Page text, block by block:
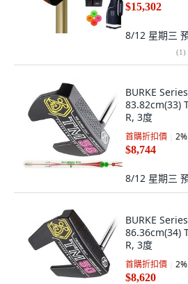
$15,302
8/12 星期三
(1)
BURKE
83.82cm(33)
R, 3度
首購折扣價 2%
$8,744
8/12 星期三
BURKE
86.36cm(34)
R, 3度
首購折扣價 2%
$8,620